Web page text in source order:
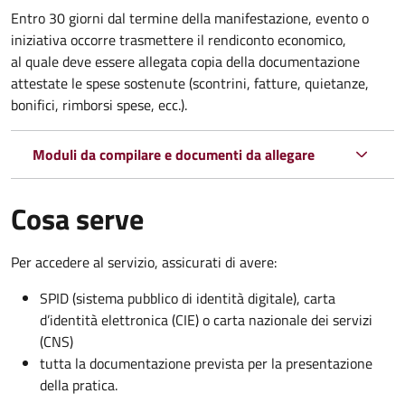
Entro 30 giorni dal termine della manifestazione, evento o
iniziativa occorre trasmettere il rendiconto economico,
al quale deve essere allegata copia della documentazione
attestate le spese sostenute (scontrini, fatture, quietanze,
bonifici, rimborsi spese, ecc.).
Moduli da compilare e documenti da allegare
Cosa serve
Per accedere al servizio, assicurati di avere:
SPID (sistema pubblico di identità digitale), carta
d’identità elettronica (CIE) o carta nazionale dei servizi
(CNS)
tutta la documentazione prevista per la presentazione
della pratica.